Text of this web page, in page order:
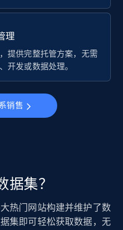
理
提供完整托管方案，无需
开发或数据处理。
销售
据集？
热门网站构建并维护了数
集即可轻松获取数据，无